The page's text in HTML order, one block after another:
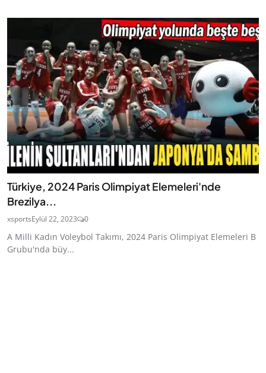
Türkiye, 2024 Paris Olimpiyat Elemeleri'nde
Brezilya...
xsportsEylül 22, 2023 0
A Milli Kadın Voleybol Takımı, 2024 Paris Olimpiyat Elemeleri B
Grubu'nda büy...